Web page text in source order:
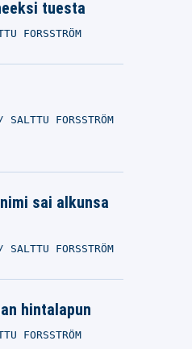
tuesta
FORSSTRÖM
SALTTU FORSSTRÖM
sai alkunsa
SALTTU FORSSTRÖM
hintalapun
FORSSTRÖM